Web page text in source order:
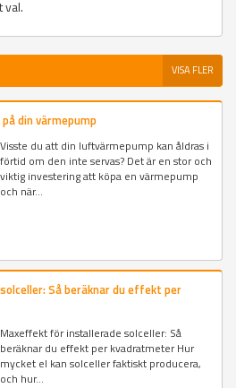
val.
VISA FLER
din värmepump
Visste du att din luftvärmepump kan åldras i
förtid om den inte servas? Det är en stor och
viktig investering att köpa en värmepump
och när...
Så beräknar du effekt per
Maxeffekt för installerade solceller: Så
beräknar du effekt per kvadratmeter Hur
mycket el kan solceller faktiskt producera,
och hur...